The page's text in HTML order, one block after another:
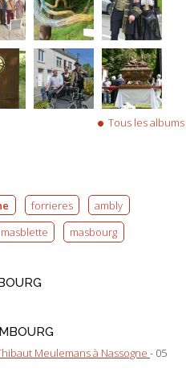
Tous les albums
forrieres
ambly
masblette masbourg
Meulemans à Nassogne - 05